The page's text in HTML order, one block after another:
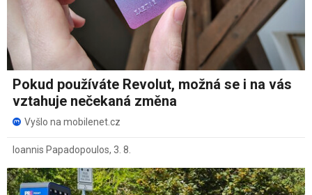
Pokud používáte Revolut, možná se i na vás
vztahuje nečekaná změna
Vyšlo na mobilenet.cz
Ioannis Papadopoulos, 3. 8.